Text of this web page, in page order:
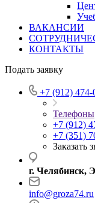
ВАКАНСИИ
КОНТАКТЫ
Подать заявку
+7 (912) 474-
Телефоны
+7 (912)
+7 (351)
Заказать
г. Челябинск,
info@groza74.ru